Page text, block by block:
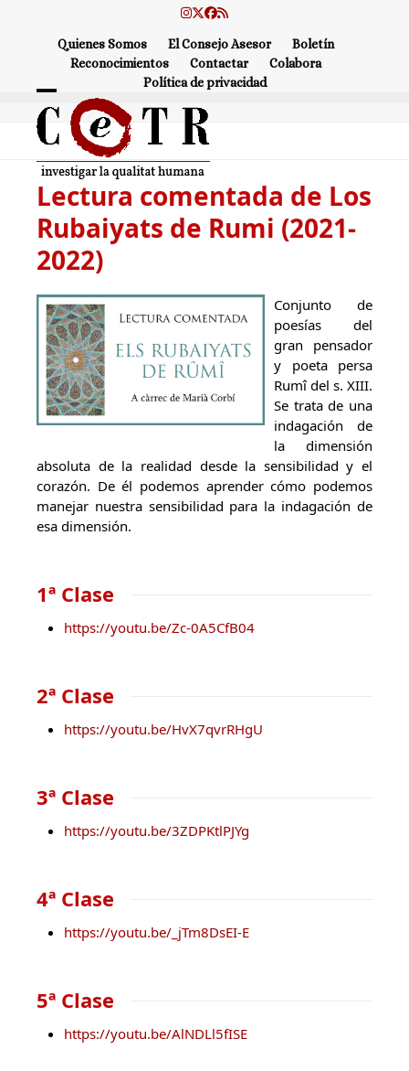
Instagram
Twitter
Facebook
RSS
Quienes Somos El Consejo Asesor
Boletín
Reconocimientos
Contactar
Colabora
Política de privacidad
Open
mobile
menu
Close
mobile
menu
Lectura comentada de Los
Rubaiyats de Rumi (2021-
2022)
Conjunto de
poesías del
gran pensador
y poeta persa
Rumî del s. XIII.
Se trata de una
indagación de
la dimensión
absoluta de la realidad desde la sensibilidad y el
corazón. De él podemos aprender cómo podemos
manejar nuestra sensibilidad para la indagación de
esa dimensión.
1ª Clase
https://youtu.be/Zc-0A5CfB04
2ª Clase
https://youtu.be/HvX7qvrRHgU
3ª Clase
https://youtu.be/3ZDPKtlPJYg
4ª Clase
https://youtu.be/_jTm8DsEI-E
5ª Clase
https://youtu.be/AlNDLl5fISE